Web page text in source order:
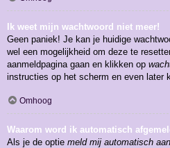
Ik weet mijn wachtwoord niet meer!
Geen paniek! Je kan je huidige
wel een mogelijkheid om deze te
aanmeldpagina gaan en klikken op
instructies op het scherm en even later
Omhoog
Waarom word ik automatisch
Als je de optie meld mij automatisch